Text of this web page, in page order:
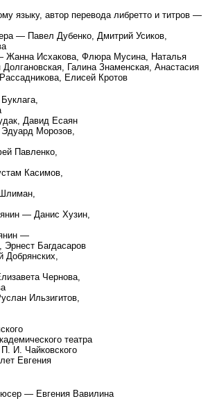
языку, автор перевода либретто и титров —
— Павел Дубенко, Дмитрий Усиков,
Жанна Исхакова, Флюра Мусина, Наталья
Галина Знаменская, Анастасия
Елисей Кротов
Давид Есаян
Морозов,
Павленко,
Касимов,
— Данис Хузин,
—
Эрнест Багдасаров
Чернова,
Ильзигитов,
театра
И. Чайковского
Евгения
— Евгения Вавилина